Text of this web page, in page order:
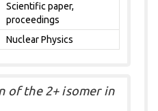
Scientific paper,
proceedings
Nuclear Physics
of the 2+ isomer in